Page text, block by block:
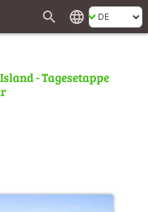
search language
- Tagesetappe